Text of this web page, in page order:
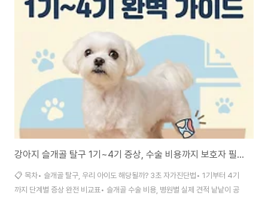
DHPPL이 뭔지, 코로나 장염 백신은 또 뭔지, 켄넬코프는 왜 맞아야 하는 건지
서 설명을 들으면서도 머릿속이 하얘졌던 기억이 생생해요.그런데 예방접종을
제때 챙기지..
강아지 슬개골 탈구 1기~4기 증상, 수술 비용까지 보호자 필독 총정리
📋 목차• 슬개골 탈구, 우리 아이도 해당될까? 3초 자가진단법• 1기부터 4기
까지 단계별 증상 완전 비교표• 슬개골 수술 비용, 병원별 실제 견적 낱낱이 공